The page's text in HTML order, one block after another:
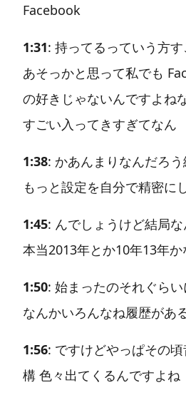
Facebook
1:31: 持ってるっていう方
あそっかと思って私でも
の好きじゃないんですよね
すごい入ってきすぎてなん
1:38: かあんまりなんだろ
もっと設定を自分で精密に
1:45: んでしょうけど結局
本当2013年とか10年13年か
1:50: 始まったのそれぐら
なんかいろんなね履歴があ
1:56: ですけどやっぱその
構 色々出てくるんですよね